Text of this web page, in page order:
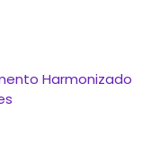
Harmonizado